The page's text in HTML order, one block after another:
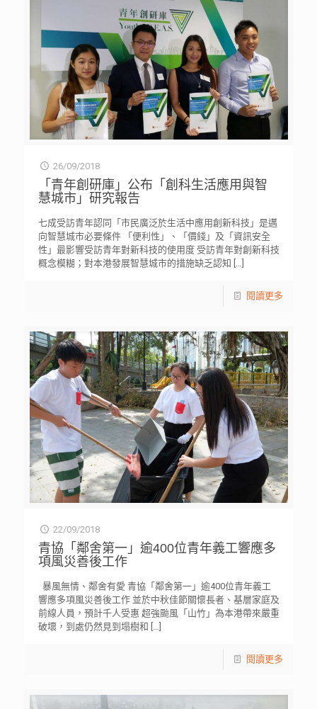
26/09/2018
「青年創研庫」公布「創科生活應用與智
慧城市」研究報告
七成受訪青年認同「市民廣泛於生活中應用創新科技」是邁
向智慧城市必要條件 「便利性」、「價錢」及「資訊安全
性」最影響受訪青年對新科技的使用度 受訪青年對創新科技
概念模糊；對本港發展智慧城市的措施缺乏認知 […]
閱讀更多
22/09/2018
青協「鄰舍第一」逾400位青年義工響應多
項風災善後工作
暴風無情、鄰舍有愛 青協「鄰舍第一」逾400位青年義工
響應多項風災善後工作 並於中秋佳節關懷長者、基層家庭及
前線人員，預計千人受惠 超強颱風「山竹」為本港帶來嚴重
破壞，到處仍然見到塌樹和 […]
閱讀更多